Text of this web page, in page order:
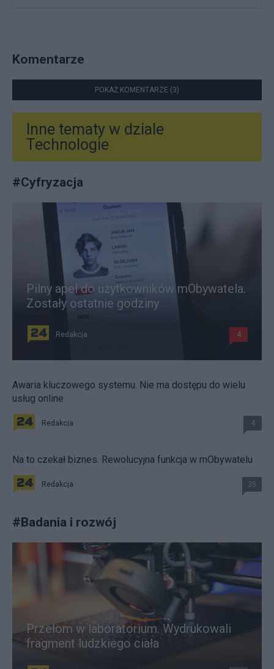
Komentarze
POKAŻ KOMENTARZE (3)
Inne tematy w dziale
Technologie
#Cyfryzacja
Pilny apel do użytkowników mObywatela.
Zostały ostatnie godziny
Redakcja 4
Awaria kluczowego systemu. Nie ma dostępu do wielu
usług online
Redakcja 4
Na to czekał biznes. Rewolucyjna funkcja w mObywatelu
Redakcja 35
#Badania i rozwój
Przełom w laboratorium. Wydrukowali
fragment ludzkiego ciała